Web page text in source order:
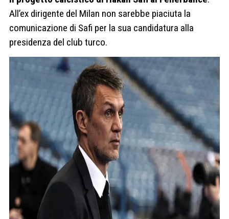
All’ex dirigente del Milan non sarebbe piaciuta la
comunicazione di Safi per la sua candidatura alla
presidenza del club turco.